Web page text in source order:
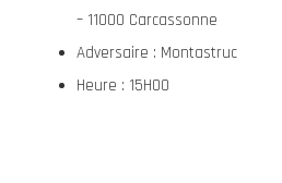
– 11000 Carcassonne
Adversaire : Montastruc
Heure : 15H00